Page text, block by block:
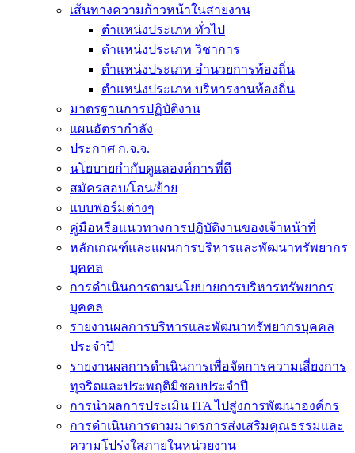
เส้นทางความก้าวหน้าในสายงาน
ตำแหน่งประเภท ทั่วไป
ตำแหน่งประเภท วิชาการ
ตำแหน่งประเภท อำนวยการท้องถิ่น
ตำแหน่งประเภท บริหารงานท้องถิ่น
มาตรฐานการปฏิบัติงาน
แผนอัตรากำลัง
ประกาศ ก.จ.จ.
นโยบายกำกับดูแลองค์การที่ดี
สมัครสอบ/โอน/ย้าย
แบบฟอร์มต่างๆ
คู่มือหรือแนวทางการปฏิบัติงานของเจ้าหน้าที่
หลักเกณฑ์และแผนการบริหารและพัฒนาทรัพยากร
บุคคล
การดำเนินการตามนโยบายการบริหารทรัพยากร
บุคคล
รายงานผลการบริหารและพัฒนาทรัพยากรบุคคล
ประจำปี
รายงานผลการดำเนินการเพื่อจัดการความเสี่ยงการ
ทุจริตและประพฤติมิชอบประจำปี
การนำผลการประเมิน ITA ไปสู่งการพัฒนาองค์กร
การดำเนินการตามมาตรการส่งเสริมคุณธรรมและ
ความโปร่งใสภายในหน่วยงาน